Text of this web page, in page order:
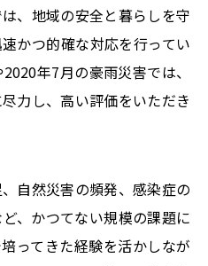
、地域の安全と暮らしを守
かつ的確な対応を行ってい
年7月の豪雨災害では、
力し、高い評価をいただき
自然災害の頻発、感染症の
、かつてない規模の課題に
ってきた経験を活かしなが